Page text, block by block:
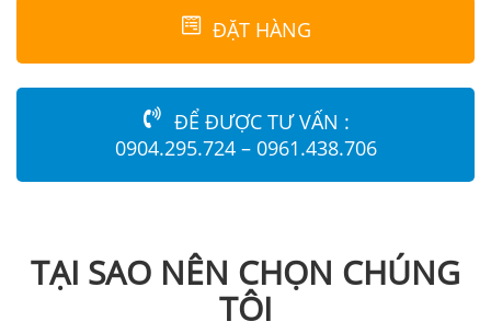
ĐẶT HÀNG
ĐỂ ĐƯỢC TƯ VẤN :
0904.295.724 – 0961.438.706
TẠI SAO NÊN CHỌN CHÚNG
TÔI